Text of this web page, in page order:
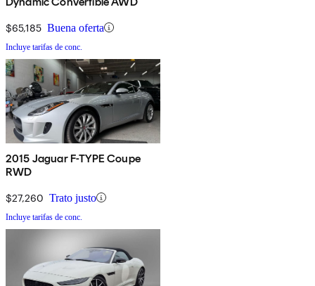
$65,185 Buena oferta
Incluye tarifas de conc.
2015 Jaguar F-TYPE Coupe
RWD
$27,260 Trato justo
Incluye tarifas de conc.